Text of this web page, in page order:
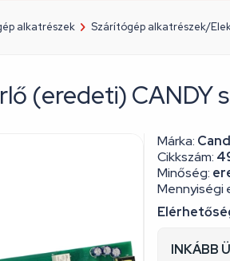
alkatrészek Szárítógép alkatrészek/
(eredeti) CANDY
Márka:
Cikkszám:
Minőség:
Mennyiségi
INKÁBB